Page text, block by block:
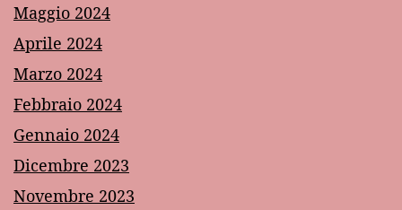
Maggio 2024
Aprile 2024
Marzo 2024
Febbraio 2024
Gennaio 2024
Dicembre 2023
Novembre 2023